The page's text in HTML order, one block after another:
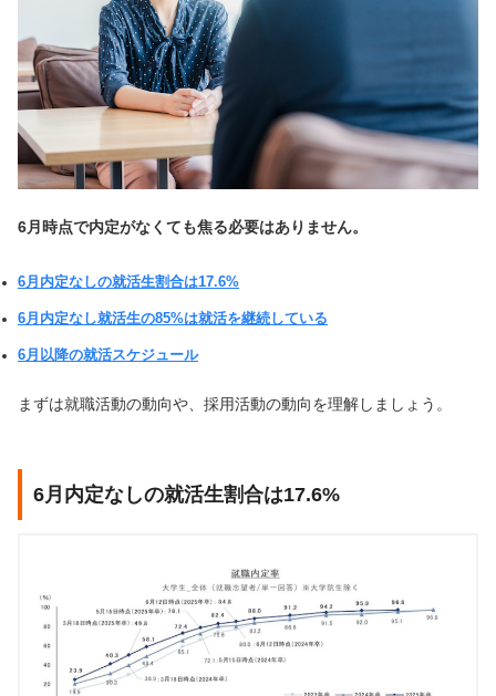
6月時点で内定がなくても焦る必要はありません。
6月内定なしの就活生割合は17.6%
6月内定なし就活生の85%は就活を継続している
6月以降の就活スケジュール
まずは就職活動の動向や、採用活動の動向を理解しましょう。
6月内定なしの就活生割合は17.6%